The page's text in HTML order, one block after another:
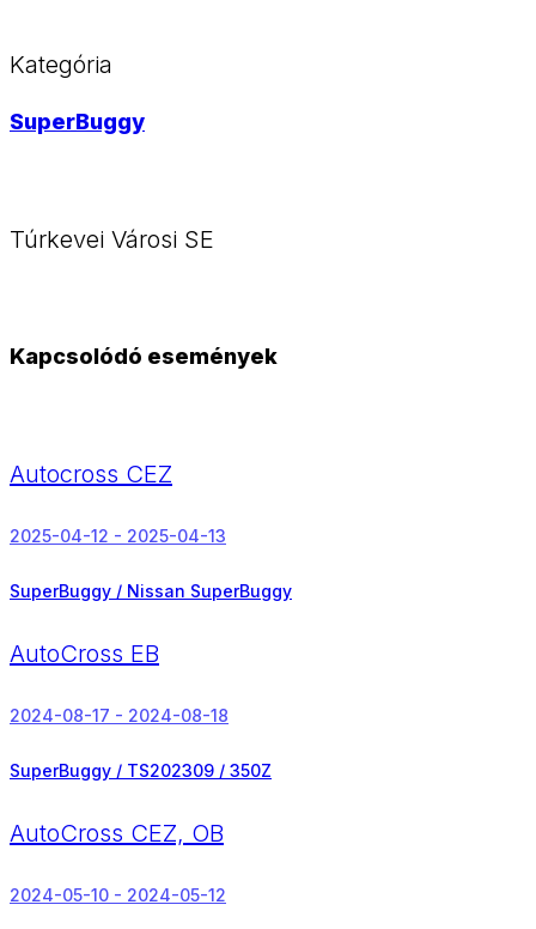
Kategória
SuperBuggy
Túrkevei Városi SE
Kapcsolódó események
Autocross CEZ
2025-04-12 - 2025-04-13
SuperBuggy / Nissan SuperBuggy
AutoCross EB
2024-08-17 - 2024-08-18
SuperBuggy / TS202309 / 350Z
AutoCross CEZ, OB
2024-05-10 - 2024-05-12